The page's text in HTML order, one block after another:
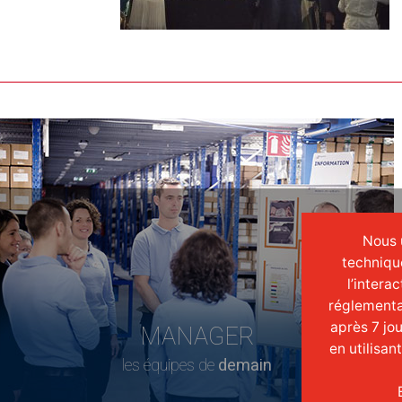
MANAGER
les équipes dedemain
Nous
après 7
en